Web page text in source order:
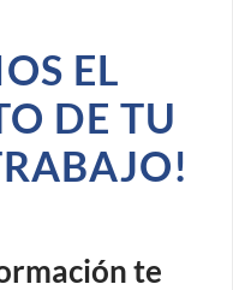
EL
DE TU
te